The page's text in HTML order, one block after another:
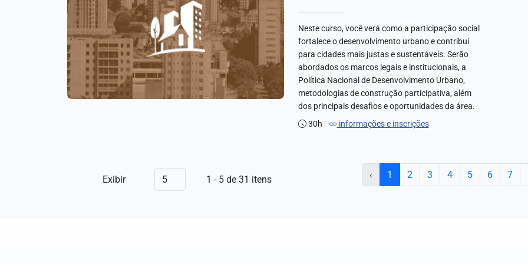
Neste curso, você verá como a participação social
fortalece o desenvolvimento urbano e contribui
para cidades mais justas e sustentáveis. Serão
abordados os marcos legais e institucionais, a
Política Nacional de Desenvolvimento Urbano,
metodologias de construção participativa, além
dos principais desafios e oportunidades da área.
30h
informações e inscrições
Exibir 1 - 5 de 31 itens ‹ 1 2 3 4 5 6 7